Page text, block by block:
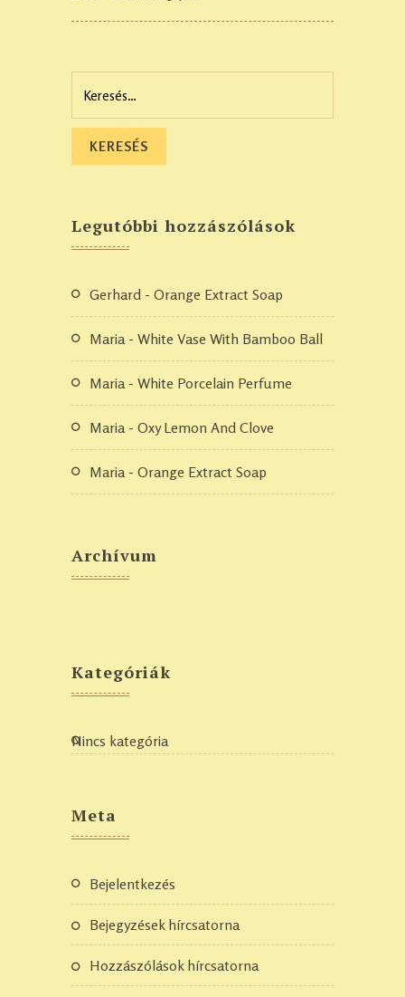
Legutóbbi hozzászólások
Gerhard - Orange Extract Soap
Maria- White Vase With Bamboo Ball
Maria- White Porcelain Perfume
Maria- Oxy Lemon And Clove
Maria- Orange Extract Soap
Archívum
Kategóriák
Nincs kategória
Meta
Bejelentkezés
Bejegyzések hírcsatorna
Hozzászólások hírcsatorna